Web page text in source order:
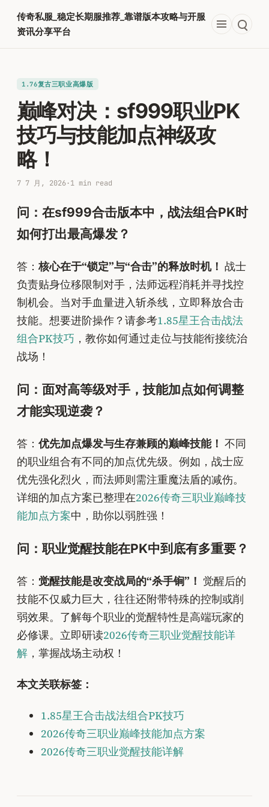
内
传奇私服_稳定长期服推荐_靠谱版本攻略与开服
资讯分享平台
1.76复古三职业高爆版
巅峰对决：sf999职业PK
技巧与技能加点神级攻
略！
7 7 月, 2026·1 min read
问：在sf999合击版本中，战法组合PK时
如何打出最高爆发？
答：核心在于“锁定”与“合击”的释放时机！ 战士
负责贴身位移限制对手，法师远程消耗并寻找控
制机会。当对手血量进入斩杀线，立即释放合击
技能。想要进阶操作？请参考1.85星王合击战法
组合PK技巧 ，教你如何通过走位与技能衔接统治
战场！
问：面对高等级对手，技能加点如何调整
才能实现逆袭？
答： 优先加点爆发与生存兼顾的巅峰技能！ 不同
的职业组合有不同的加点优先级。例如，战士应
优先强化烈火，而法师则需注重魔法盾的减伤。
详细的加点方案已整理在2026传奇三职业巅峰技
能加点方案中，助你以弱胜强！
问：职业觉醒技能在PK中到底有多重要？
答： 觉醒技能是改变战局的“杀手锏”！ 觉醒后的
技能不仅威力巨大，往往还附带特殊的控制或削
弱效果。了解每个职业的觉醒特性是高端玩家的
必修课。立即研读2026传奇三职业觉醒技能详
解 ，掌握战场主动权！
本文关联标签：
1.85星王合击战法组合PK技巧
2026传奇三职业巅峰技能加点方案
2026传奇三职业觉醒技能详解